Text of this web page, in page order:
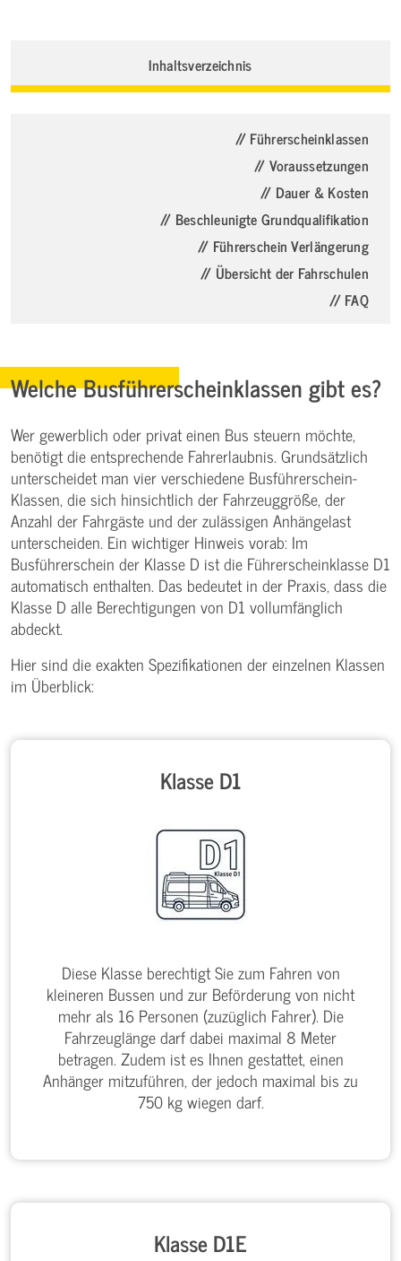
Inhaltsverzeichnis
// Führerscheinklassen
// Voraussetzungen
// Dauer & Kosten
// Beschleunigte Grundqualifikation
// Führerschein Verlängerung
// Übersicht der Fahrschulen
// FAQ
Welche Busführerscheinklassen gibt es?
Wer gewerblich oder privat einen Bus steuern möchte,
benötigt die entsprechende Fahrerlaubnis. Grundsätzlich
unterscheidet man vier verschiedene Busführerschein-
Klassen, die sich hinsichtlich der Fahrzeuggröße, der
Anzahl der Fahrgäste und der zulässigen Anhängelast
unterscheiden. Ein wichtiger Hinweis vorab: Im
Busführerschein der Klasse D ist die Führerscheinklasse D1
automatisch enthalten. Das bedeutet in der Praxis, dass die
Klasse D alle Berechtigungen von D1 vollumfänglich
abdeckt.
Hier sind die exakten Spezifikationen der einzelnen Klassen
im Überblick:
Klasse D1
Diese Klasse berechtigt Sie zum Fahren von
kleineren Bussen und zur Beförderung von nicht
mehr als 16 Personen (zuzüglich Fahrer). Die
Fahrzeuglänge darf dabei maximal 8 Meter
betragen. Zudem ist es Ihnen gestattet, einen
Anhänger mitzuführen, der jedoch maximal bis zu
750 kg wiegen darf.
Klasse D1E